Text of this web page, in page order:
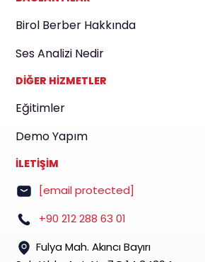
Birol Berber Hakkında
Ses Analizi Nedir
DİĞER HİZMETLER
Eğitimler
Demo Yapım
İLETİŞİM
[email protected]
+90 212 288 63 01
Fulya Mah. Akıncı Bayırı